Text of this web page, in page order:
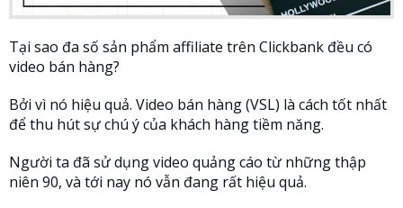
Tại sao đa số sản phẩm affiliate trên Clickbank đều có
video bán hàng?
Bởi vì nó hiệu quả. Video bán hàng (VSL) là cách tốt nhất
để thu hút sự chú ý của khách hàng tiềm năng.
Người ta đã sử dụng video quảng cáo từ những thập
niên 90, và tới nay nó vẫn đang rất hiệu quả.